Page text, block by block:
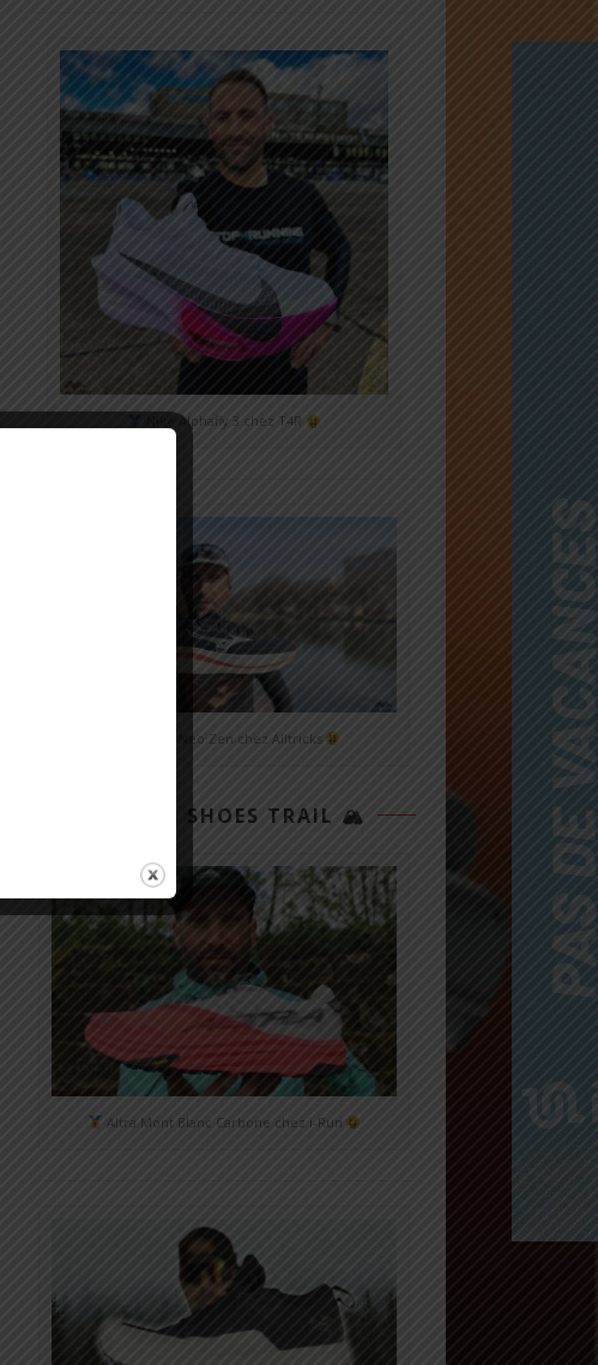
Nike Alphafly 3 chez T4R
Mizuno Neo Zen chez Alltricks
TOP 3 SHOES TRAIL 🏔
Altra Mont Blanc Carbone chez i-Run